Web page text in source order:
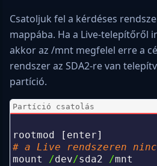
Csatoljuk fel a kérdéses
mappába. Ha a Live-telepítőről
akkor az /mnt megfelel erre a
rendszer az SDA2-re van
partíció.
Partíció csatolás
rootmod [ enter]
# a Live rendszeren
mount
/dev/sda2 /mnt